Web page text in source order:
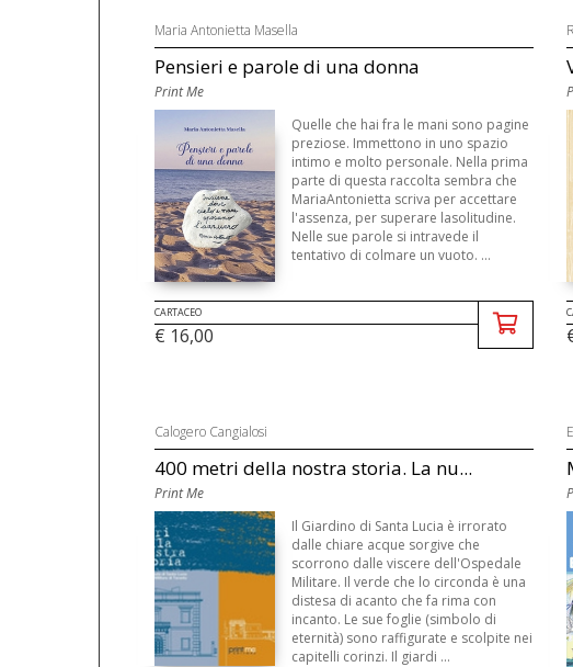
Maria Antonietta Masella
Pensieri e parole di una donna
Print Me
Quelle che hai fra le mani sono pagine
preziose. Immettono in uno spazio
intimo e molto personale. Nella prima
parte di questa raccolta sembra che
MariaAntonietta scriva per accettare
l'assenza, per superare lasolitudine.
Nelle sue parole si intravede il
tentativo di colmare un vuoto. ...
CARTACEO
€ 16,00
Calogero Cangialosi
400 metri della nostra storia. La nu...
Print Me
Il Giardino di Santa Lucia è irrorato
dalle chiare acque sorgive che
scorrono dalle viscere dell'Ospedale
Militare. Il verde che lo circonda è una
distesa di acanto che fa rima con
incanto. Le sue foglie (simbolo di
eternità) sono raffigurate e scolpite nei
capitelli corinzi. Il giardi ...